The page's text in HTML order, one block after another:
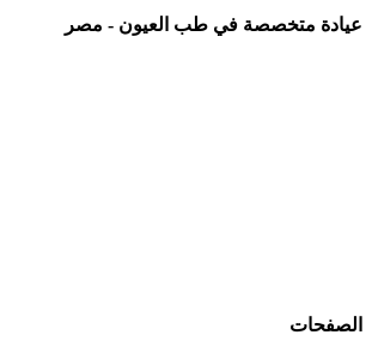
عيادة متخصصة في طب العيون - مصر
الصفحات